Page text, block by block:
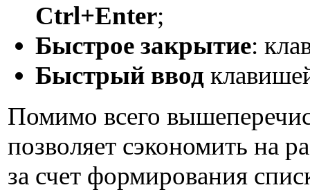
Ctrl+Enter;
Быстрое закрытие:
Быстрый ввод
Помимо всего
позволяет сэкономить на
за счет формирования